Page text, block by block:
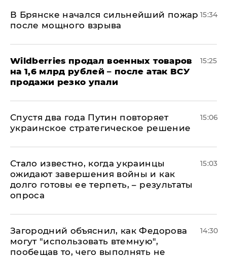
В Брянске начался сильнейший пожар
после мощного взрыва
15:34
​Wildberries продал военных товаров
на 1,6 млрд рублей – после атак ВСУ
продажи резко упали
15:25
Спустя два года Путин повторяет
украинское стратегическое решение
15:06
Стало известно, когда украинцы
ожидают завершения войны и как
долго готовы ее терпеть, – результаты
опроса
15:03
Загородний объяснил, как Федорова
могут "использовать втемную",
пообещав то, чего выполнять не
14:30